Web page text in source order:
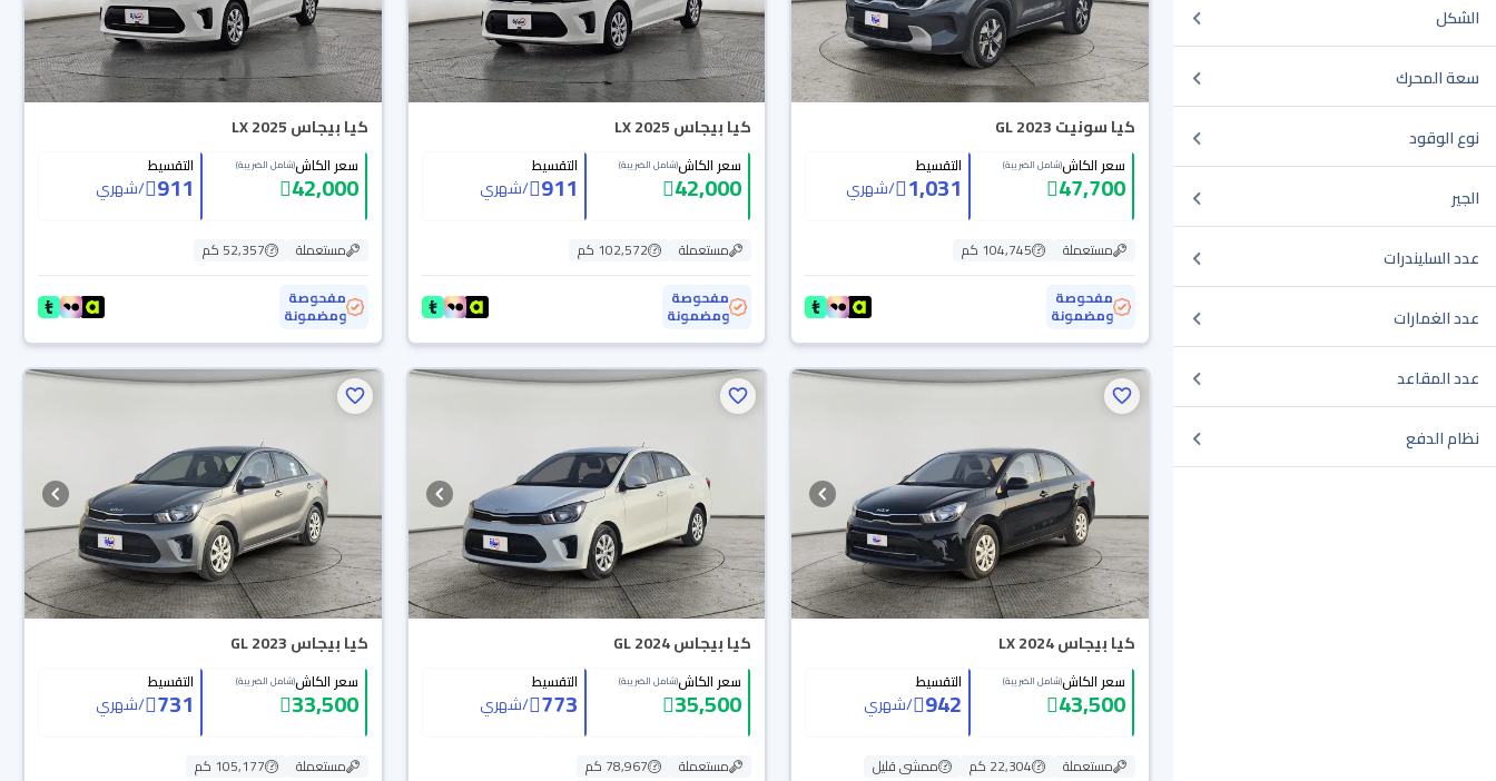
الشكل
سعة المحرك
نوع الوقود
الجير
عدد السليندرات
عدد الغمارات
عدد المقاعد
نظام الدفع
كيا سونيت GL 2023
سعر الكاش(شامل الضريبة)
47,700
التقسيط
1,031
/شهري
مستعملة
104,745 كم
مفحوصة
ومضمونة
كيا بيجاس LX 2025
سعر الكاش(شامل الضريبة)
42,000
التقسيط
911
/شهري
مستعملة
102,572 كم
مفحوصة
ومضمونة
كيا بيجاس LX 2025
سعر الكاش(شامل الضريبة)
42,000
التقسيط
911
/شهري
مستعملة
52,357 كم
مفحوصة
ومضمونة
كيا بيجاس LX 2024
سعر الكاش(شامل الضريبة)
43,500
التقسيط
942
/شهري
مستعملة 22,304 كم
ممشى قليل
كيا بيجاس GL 2024
سعر الكاش(شامل الضريبة)
35,500
التقسيط
773
/شهري
مستعملة
78,967 كم
كيا بيجاس GL 2023
سعر الكاش(شامل الضريبة)
33,500
التقسيط
731
/شهري
مستعملة
105,177 كم